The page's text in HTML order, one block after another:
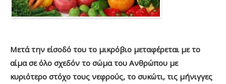
Μετά την είσοδό του το μικρόβιο μεταφέρεται με το
αίμα σε όλο σχεδόν το σώμα του Ανθρώπου με
κυριότερο στόχο τους νεφρούς, το συκώτι, τις μήνιγγες